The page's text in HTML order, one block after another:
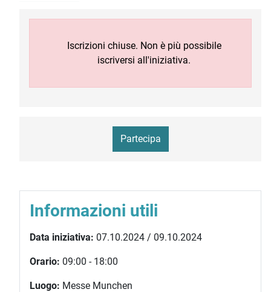
Iscrizioni chiuse. Non è più possibile
iscriversi all'iniziativa.
Partecipa
Informazioni utili
Data iniziativa: 07.10.2024 / 09.10.2024
Orario: 09:00 - 18:00
Luogo: Messe Munchen